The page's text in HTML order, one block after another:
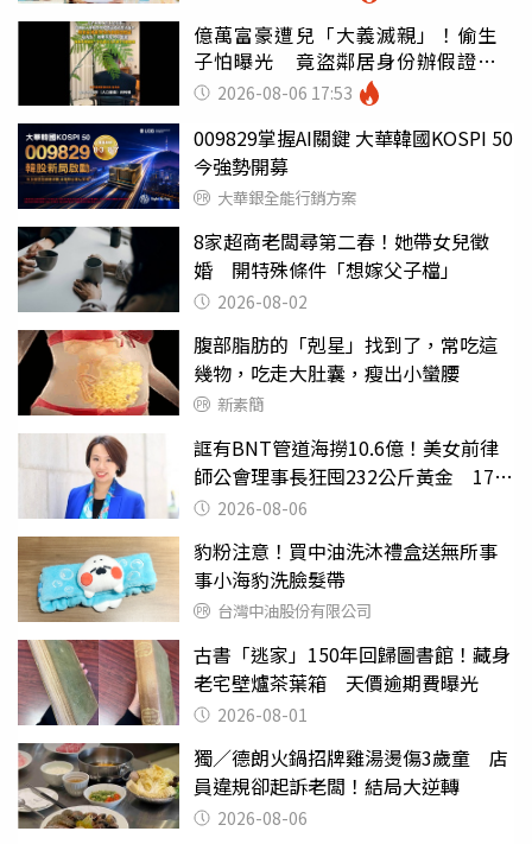
億萬富豪遭兒「大義滅親」！偷生
子怕曝光 竟盜鄰居身份辦假證落
戶 2026-08-06 17:53
009829掌握AI關鍵 大華韓國KOSPI 50
今強勢開募
大華銀全能行銷方案
8家超商老闆尋第二春！她帶女兒徵
婚 開特殊條件「想嫁父子檔」
2026-08-02
腹部脂肪的「剋星」找到了，常吃這
幾物，吃走大肚囊，瘦出小蠻腰
新素簡
誆有BNT管道海撈10.6億！美女前律
師公會理事長狂囤232公斤黃金 17人
遭起訴
2026-08-06
豹粉注意！買中油洗沐禮盒送無所事
事小海豹洗臉髮帶
台灣中油股份有限公司
古書「逃家」150年回歸圖書館！藏身
老宅壁爐茶葉箱 天價逾期費曝光
2026-08-01
獨／德朗火鍋招牌雞湯燙傷3歲童 店
員違規卻起訴老闆！結局大逆轉
2026-08-06